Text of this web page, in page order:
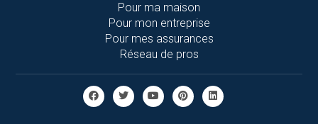
Pour ma maison
Pour mon entreprise
Pour mes assurances
Réseau de pros